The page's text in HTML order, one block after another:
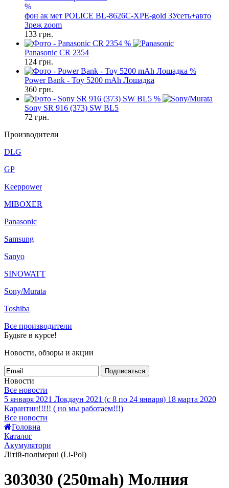
%
фон ак мет POLICE BL-8626C-XPE-gold ЗУсеть+авто
3реж zoom
133 грн.
%
Panasonic CR 2354
124 грн.
%
Power Bank - Toy 5200 mAh Лошадка
360 грн.
%
Sony SR 916 (373) SW BL5
72 грн.
Производители
DLG
GP
Keeppower
MIBOXER
Panasonic
Samsung
Sanyo
SINOWATT
Sony/Murata
Toshiba
Все производители
Будьте в курсе!
Новости, обзоры и акции
Подписаться
Новости
Все новости
5 января 2021 Локдаун 2021 (с 8 по 24 января) 18 марта 2020
Карантин!!!!! ( но мы работаем!!!)
Все новости
Головна
Каталог
Акумулятори
Літій-полімерні (Li-Pol)
303030 (250mah) Молния